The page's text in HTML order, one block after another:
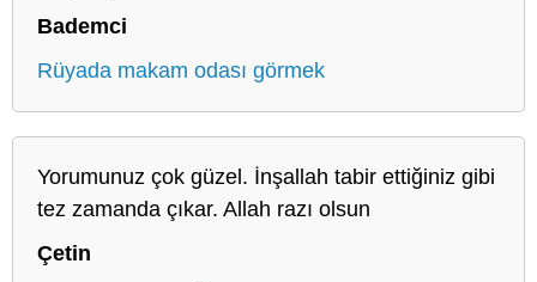
Bademci
Rüyada makam odası görmek
Yorumunuz çok güzel. İnşallah tabir ettiğiniz gibi
tez zamanda çıkar. Allah razı olsun
Çetin